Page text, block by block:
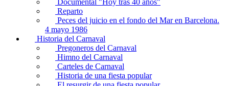
Documental "Hoy tras 40 años"
Reparto
Peces del juicio en el fondo del Mar en Barcelona.
4 mayo 1986
Historia del Carnaval
Pregoneros del Carnaval
Himno del Carnaval
Carteles de Carnaval
Historia de una fiesta popular